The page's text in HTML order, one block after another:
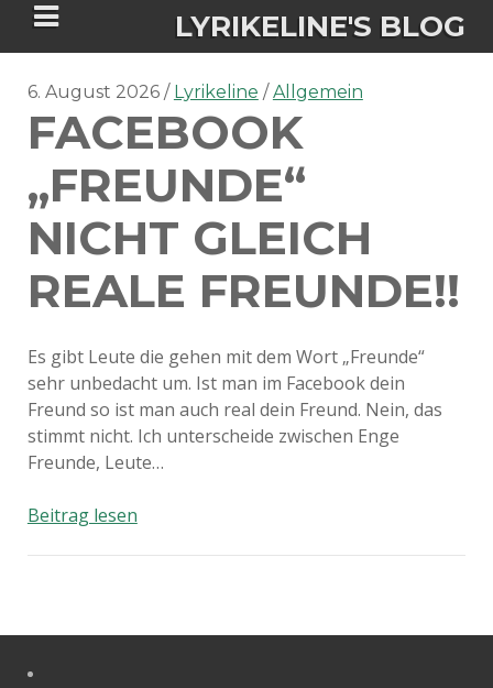
LYRIKELINE'S BLOG
Tania Morgan's Blog über alles, was
sie im Leben bewegt.
ÜBER DIE AUTORIN
IGASHO UND CHIMALIS KAYA
NIEMALS FÜR IMMER (ROMAN)
NIGHTMARES
BÜCHERSHOPS
DATENSCHUTZERKLÄRUNG
IMPRESSUM
6. August 2026 Lyrikeline Allgemein
FACEBOOK
„FREUNDE“
NICHT GLEICH
REALE FREUNDE!!
Es gibt Leute die gehen mit dem Wort „Freunde“
sehr unbedacht um. Ist man im Facebook dein
Freund so ist man auch real dein Freund. Nein, das
stimmt nicht. Ich unterscheide zwischen Enge
Freunde, Leute…
Beitrag lesenFacebook